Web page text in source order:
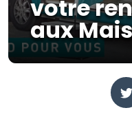
votre
aux